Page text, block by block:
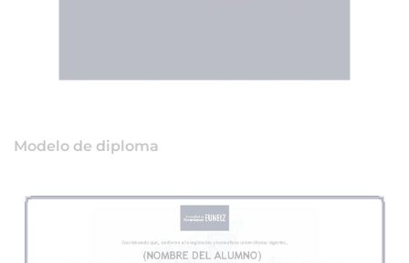
Modelo de diploma